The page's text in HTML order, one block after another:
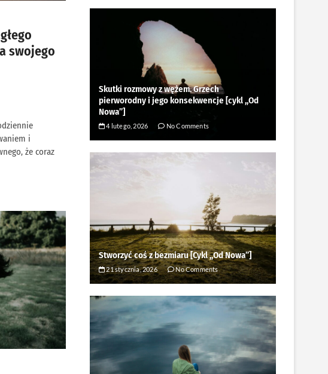
swojego
i
że coraz
Skutki rozmowy z wężem. Grzech
pierworodny i jego konsekwencje [cykl ,,Od
Nowa”]
4 lutego, 2026 No Comments
Stworzyć coś z bezmiaru [Cykl ,,Od Nowa”]
21 stycznia, 2026 No Comments